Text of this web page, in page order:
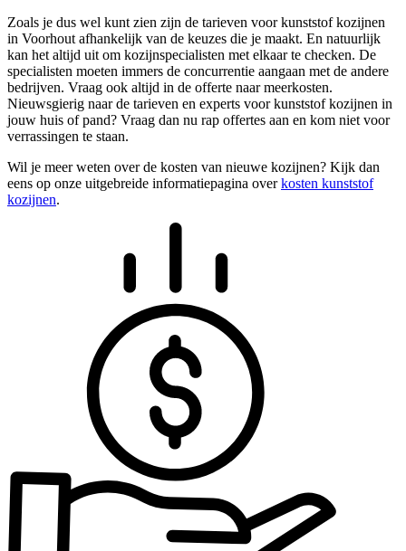
Zoals je dus wel kunt zien zijn de tarieven voor kunststof kozijnen
in Voorhout afhankelijk van de keuzes die je maakt. En natuurlijk
kan het altijd uit om kozijnspecialisten met elkaar te checken. De
specialisten moeten immers de concurrentie aangaan met de andere
bedrijven. Vraag ook altijd in de offerte naar meerkosten.
Nieuwsgierig naar de tarieven en experts voor kunststof kozijnen in
jouw huis of pand? Vraag dan nu rap offertes aan en kom niet voor
verrassingen te staan.
Wil je meer weten over de kosten van nieuwe kozijnen? Kijk dan
eens op onze uitgebreide informatiepagina overkosten kunststof
kozijnen.